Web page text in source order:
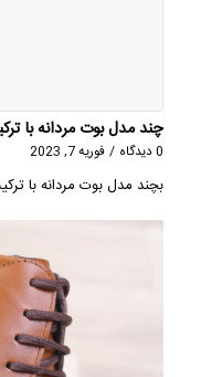
چند مدل بوت مردانه با
0 دیدگاه / فوریه 7, 2023
بچند مدل بوت مردانه با